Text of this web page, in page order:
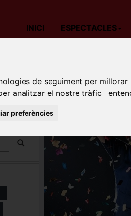
de seguiment per
analitzar el nostre tràfic i
preferències
INICI ESPECTACLES
I